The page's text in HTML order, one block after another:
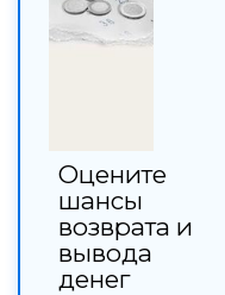
Оцените
шансы
возврата и
вывода
денег